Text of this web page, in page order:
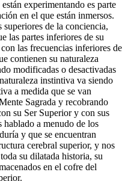
experimentando es parte
en el que están inmersos.
de la conciencia,
las partes inferiores de su
las frecuencias inferiores de
contienen su naturaleza
modificadas o desactivadas
instintiva va siendo
a medida que se van
Sagrada y recobrando
su Ser Superior y con sus
hablado a menudo de los
y que se encuentran
cerebral superior, y nos
su dilatada historia, su
en el cofre del